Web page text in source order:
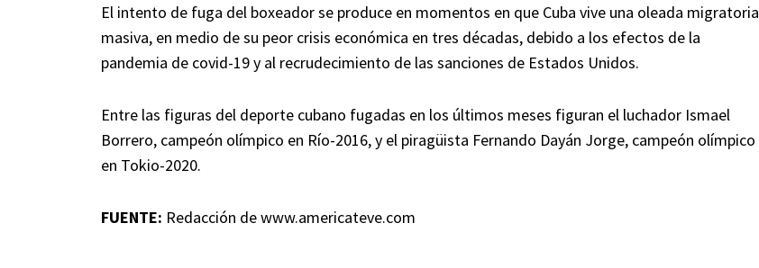
El intento de fuga del boxeador se produce en momentos en que Cuba vive una oleada migratoria
masiva, en medio de su peor crisis económica en tres décadas, debido a los efectos de la
pandemia de covid-19 y al recrudecimiento de las sanciones de Estados Unidos.
Entre las figuras del deporte cubano fugadas en los últimos meses figuran el luchador Ismael
Borrero, campeón olímpico en Río-2016, y el piragüista Fernando Dayán Jorge, campeón olímpico
en Tokio-2020.
FUENTE: Redacción de www.americateve.com